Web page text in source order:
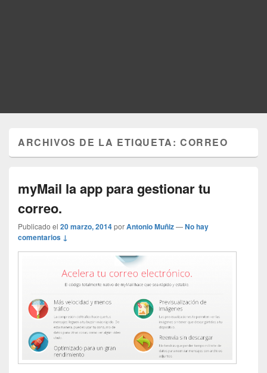
ARCHIVOS DE LA ETIQUETA:CORREO
myMail la app para gestionar tu
correo.
Publicado el 20 marzo, 2014porAntonio Muñiz—No hay
comentarios ↓